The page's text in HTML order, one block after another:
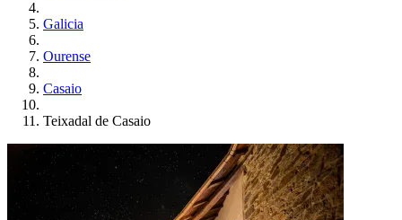
Galicia
Ourense
Casaio
Teixadal de Casaio